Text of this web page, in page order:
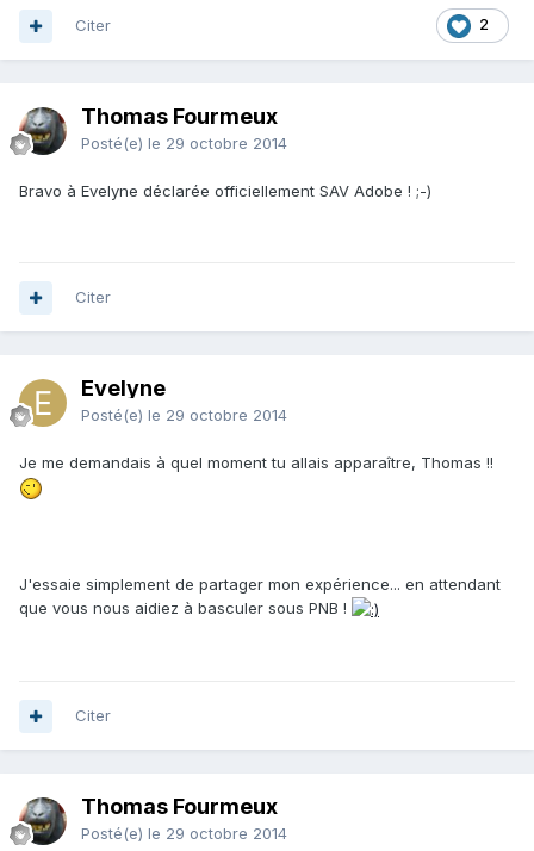
2
Citer
Thomas Fourmeux
Posté(e) le 29 octobre 2014
Bravo à Evelyne déclarée officiellement SAV Adobe ! ;-)
Citer
Evelyne
Posté(e) le 29 octobre 2014
Je me demandais à quel moment tu allais apparaître, Thomas !!
J'essaie simplement de partager mon expérience... en attendant
que vous nous aidiez à basculer sous PNB !
Citer
Thomas Fourmeux
Posté(e) le 29 octobre 2014